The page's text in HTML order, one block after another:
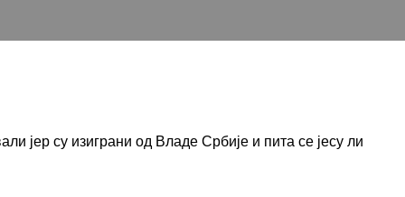
јер су изиграни од Владе Србије и пита се јесу ли